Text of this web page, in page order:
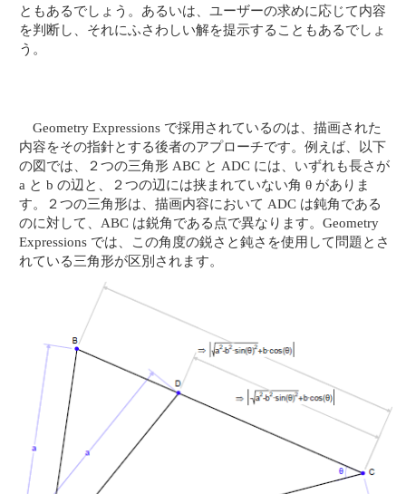
ともあるでしょう。あるいは、ユーザーの求めに応じて内容
を判断し、それにふさわしい解を提示することもあるでしょ
う。
Geometry Expressions で採用されているのは、描画された
内容をその指針とする後者のアプローチです。例えば、以下
の図では、２つの三角形 ABC と ADC には、いずれも長さが
a と b の辺と、２つの辺には挟まれていない角 θ がありま
す。２つの三角形は、描画内容において ADC は鈍角である
のに対して、ABC は鋭角である点で異なります。Geometry
Expressions では、この角度の鋭さと鈍さを使用して問題とさ
れている三角形が区別されます。